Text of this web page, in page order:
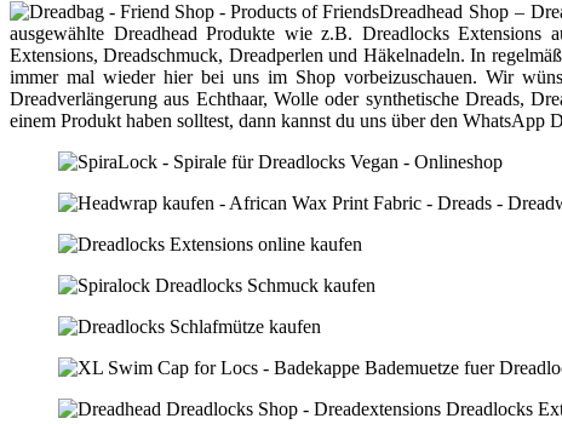
Dreadhead Shop –
ausgewählte Dreadhead Produkte wie z.B. Dreadlocks Extensions
Extensions, Dreadschmuck, Dreadperlen und Häkelnadeln. In
immer mal wieder hier bei uns im Shop vorbeizuschauen. Wir
Dreadverlängerung aus Echthaar, Wolle oder synthetische Dreads,
einem Produkt haben solltest, dann kannst du uns über den